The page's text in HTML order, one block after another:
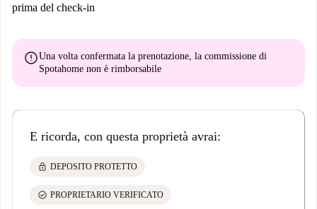
prima del check-in
errorUna volta confermata la prenotazione, la commissione di
Spotahome non è rimborsabile
E ricorda, con questa proprietà avrai:
lock DEPOSITO PROTETTO
check_circle PROPRIETARIO VERIFICATO